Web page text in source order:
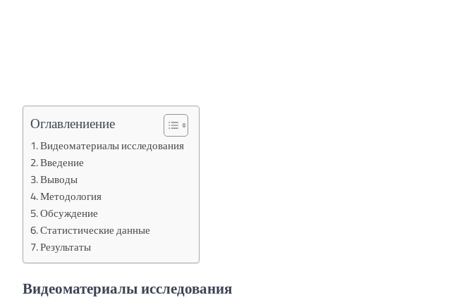
Оглавлениение
Видеоматериалы исследования
Введение
Выводы
Методология
Обсуждение
Статистические данные
Результаты
Видеоматериалы исследования